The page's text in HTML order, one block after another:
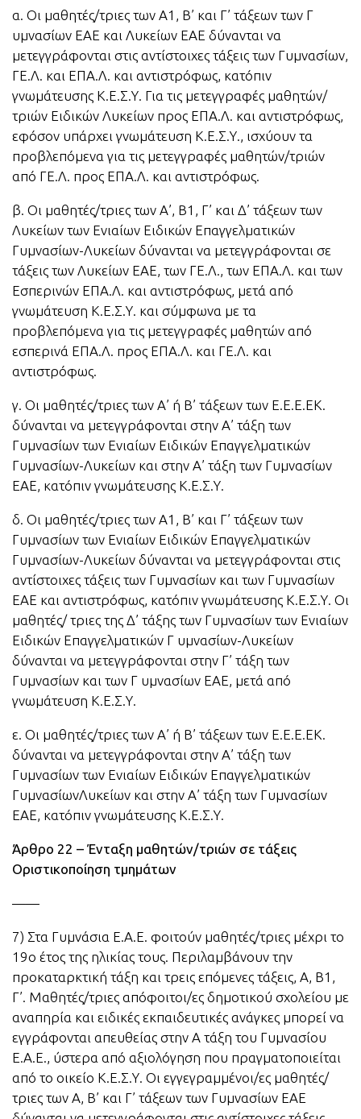
α. Οι μαθητές/τριες των Α1, Β’ και Γ’ τάξεων των Γ
υμνασίων ΕΑΕ και Λυκείων ΕΑΕ δύνανται να
μετεγγράφονται στις αντίστοιχες τάξεις των Γυμνασίων,
ΓΕ.Λ. και ΕΠΑ.Λ. και αντιστρόφως, κατόπιν
γνωμάτευσης Κ.Ε.Σ.Υ. Για τις μετεγγραφές μαθητών/
τριών Ειδικών Λυκείων προς ΕΠΑ.Λ. και αντιστρόφως,
εφόσον υπάρχει γνωμάτευση Κ.Ε.Σ.Υ., ισχύουν τα
προβλεπόμενα για τις μετεγγραφές μαθητών/τριών
από ΓΕ.Λ. προς ΕΠΑ.Λ. και αντιστρόφως.
β. Οι μαθητές/τριες των Α’, Β1, Γ’ και Δ’ τάξεων των
Λυκείων των Ενιαίων Ειδικών Επαγγελματικών
Γυμνασίων-Λυκείων δύνανται να μετεγγράφονται σε
τάξεις των Λυκείων ΕΑΕ, των ΓΕ.Λ., των ΕΠΑ.Λ. και των
Εσπερινών ΕΠΑ.Λ. και αντιστρόφως, μετά από
γνωμάτευση Κ.Ε.Σ.Υ. και σύμφωνα με τα
προβλεπόμενα για τις μετεγγραφές μαθητών από
εσπερινά ΕΠΑ.Λ. προς ΕΠΑ.Λ. και ΓΕ.Λ. και
αντιστρόφως.
γ. Οι μαθητές/τριες των Α’ ή Β’ τάξεων των Ε.Ε.Ε.ΕΚ.
δύνανται να μετεγγράφονται στην Α’ τάξη των
Γυμνασίων των Ενιαίων Ειδικών Επαγγελματικών
Γυμνασίων-Λυκείων και στην Α’ τάξη των Γυμνασίων
ΕΑΕ, κατόπιν γνωμάτευσης Κ.Ε.Σ.Υ.
δ. Οι μαθητές/τριες των Α1, Β’ και Γ’ τάξεων των
Γυμνασίων των Ενιαίων Ειδικών Επαγγελματικών
Γυμνασίων-Λυκείων δύνανται να μετεγγράφονται στις
αντίστοιχες τάξεις των Γυμνασίων και των Γυμνασίων
ΕΑΕ και αντιστρόφως, κατόπιν γνωμάτευσης Κ.Ε.Σ.Υ. Οι
μαθητές/ τριες της Δ’ τάξης των Γυμνασίων των Ενιαίων
Ειδικών Επαγγελματικών Γ υμνασίων-Λυκείων
δύνανται να μετεγγράφονται στην Γ’ τάξη των
Γυμνασίων και των Γ υμνασίων ΕΑΕ, μετά από
γνωμάτευση Κ.Ε.Σ.Υ.
ε. Οι μαθητές/τριες των Α’ ή Β’ τάξεων των Ε.Ε.Ε.ΕΚ.
δύνανται να μετεγγράφονται στην Α’ τάξη των
Γυμνασίων των Ενιαίων Ειδικών Επαγγελματικών
ΓυμνασίωνΛυκείων και στην Α’ τάξη των Γυμνασίων
ΕΑΕ, κατόπιν γνωμάτευσης Κ.Ε.Σ.Υ.
Άρθρο 22 – Ένταξη μαθητών/τριών σε τάξεις
Οριστικοποίηση τμημάτων
——
7) Στα Γυμνάσια Ε.Α.Ε. φοιτούν μαθητές/τριες μέχρι το
19ο έτος της ηλικίας τους. Περιλαμβάνουν την
προκαταρκτική τάξη και τρεις επόμενες τάξεις, Α, Β1,
Γ’. Μαθητές/τριες απόφοιτοι/ες δημοτικού σχολείου με
αναπηρία και ειδικές εκπαιδευτικές ανάγκες μπορεί να
εγγράφονται απευθείας στην Α τάξη του Γυμνασίου
Ε.Α.Ε., ύστερα από αξιολόγηση που πραγματοποιείται
από το οικείο Κ.Ε.Σ.Υ. Οι εγγεγραμμένοι/ες μαθητές/
τριες των Α, Β’ και Γ’ τάξεων των Γυμνασίων ΕΑΕ